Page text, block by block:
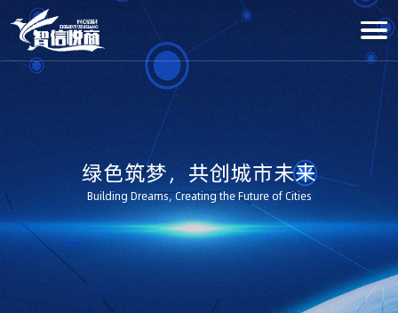
绿色筑梦，共创城市未来
Building Dreams, Creating the Future of Cities